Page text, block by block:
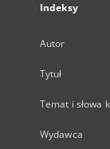
Indeksy
Autor
Tytuł
Temat i słowa
Wydawca